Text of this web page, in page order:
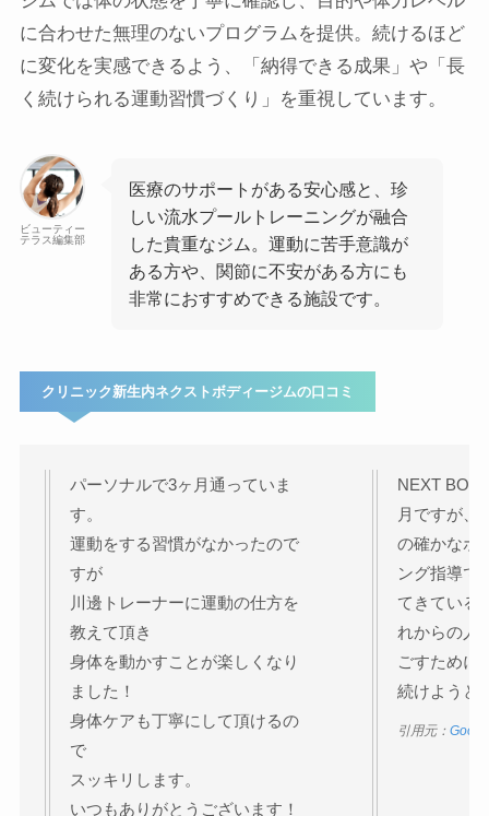
に合わせた無理のないプログラムを提供。続けるほど
に変化を実感できるよう、「納得できる成果」や「長
く続けられる運動習慣づくり」を重視しています。
ビューティー
テラス編集部
医療のサポートがある安心感と、珍
しい流水プールトレーニングが融合
した貴重なジム。運動に苦手意識が
ある方や、関節に不安がある方にも
非常におすすめできる施設です。
クリニック新生内ネクストボディージムの口コミ
パーソナルで3ヶ月通っていま
す。
運動をする習慣がなかったので
すが
川邊トレーナーに運動の仕方を
教えて頂き
身体を動かすことが楽しくなり
ました！
身体ケアも丁寧にして頂けるの
で
スッキリします。
いつもありがとうございます！
NEXT
月ですが、
の確かなボ
ング指導で
てきている
れからの人
ごすために
続けようと
引用元：